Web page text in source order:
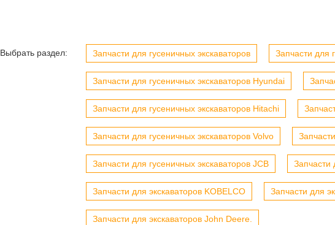
Выбрать раздел: Запчасти для гусеничных экскаваторов Запчасти для
Запчасти для гусеничных экскаваторов Hyundai
Запчасти для гусеничных экскаваторов Hitachi
Запчасти для гусеничных экскаваторов Volvo
Запчасти для гусеничных экскаваторов JCB Запчасти
Запчасти для экскаваторов KOBELCO Запчасти для
Запчасти для экскаваторов John Deere.